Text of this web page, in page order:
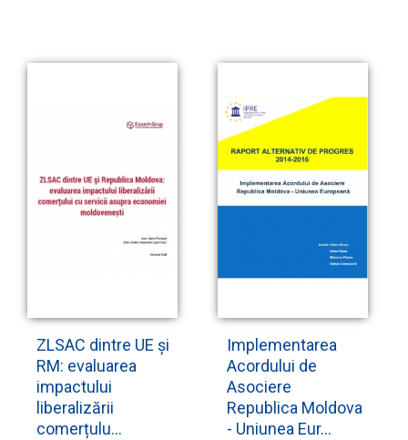
ZLSAC dintre UE și
RM: evaluarea
impactului
liberalizării
comerțulu...
Implementarea
Acordului de
Asociere
Republica Moldova
- Uniunea Eur...